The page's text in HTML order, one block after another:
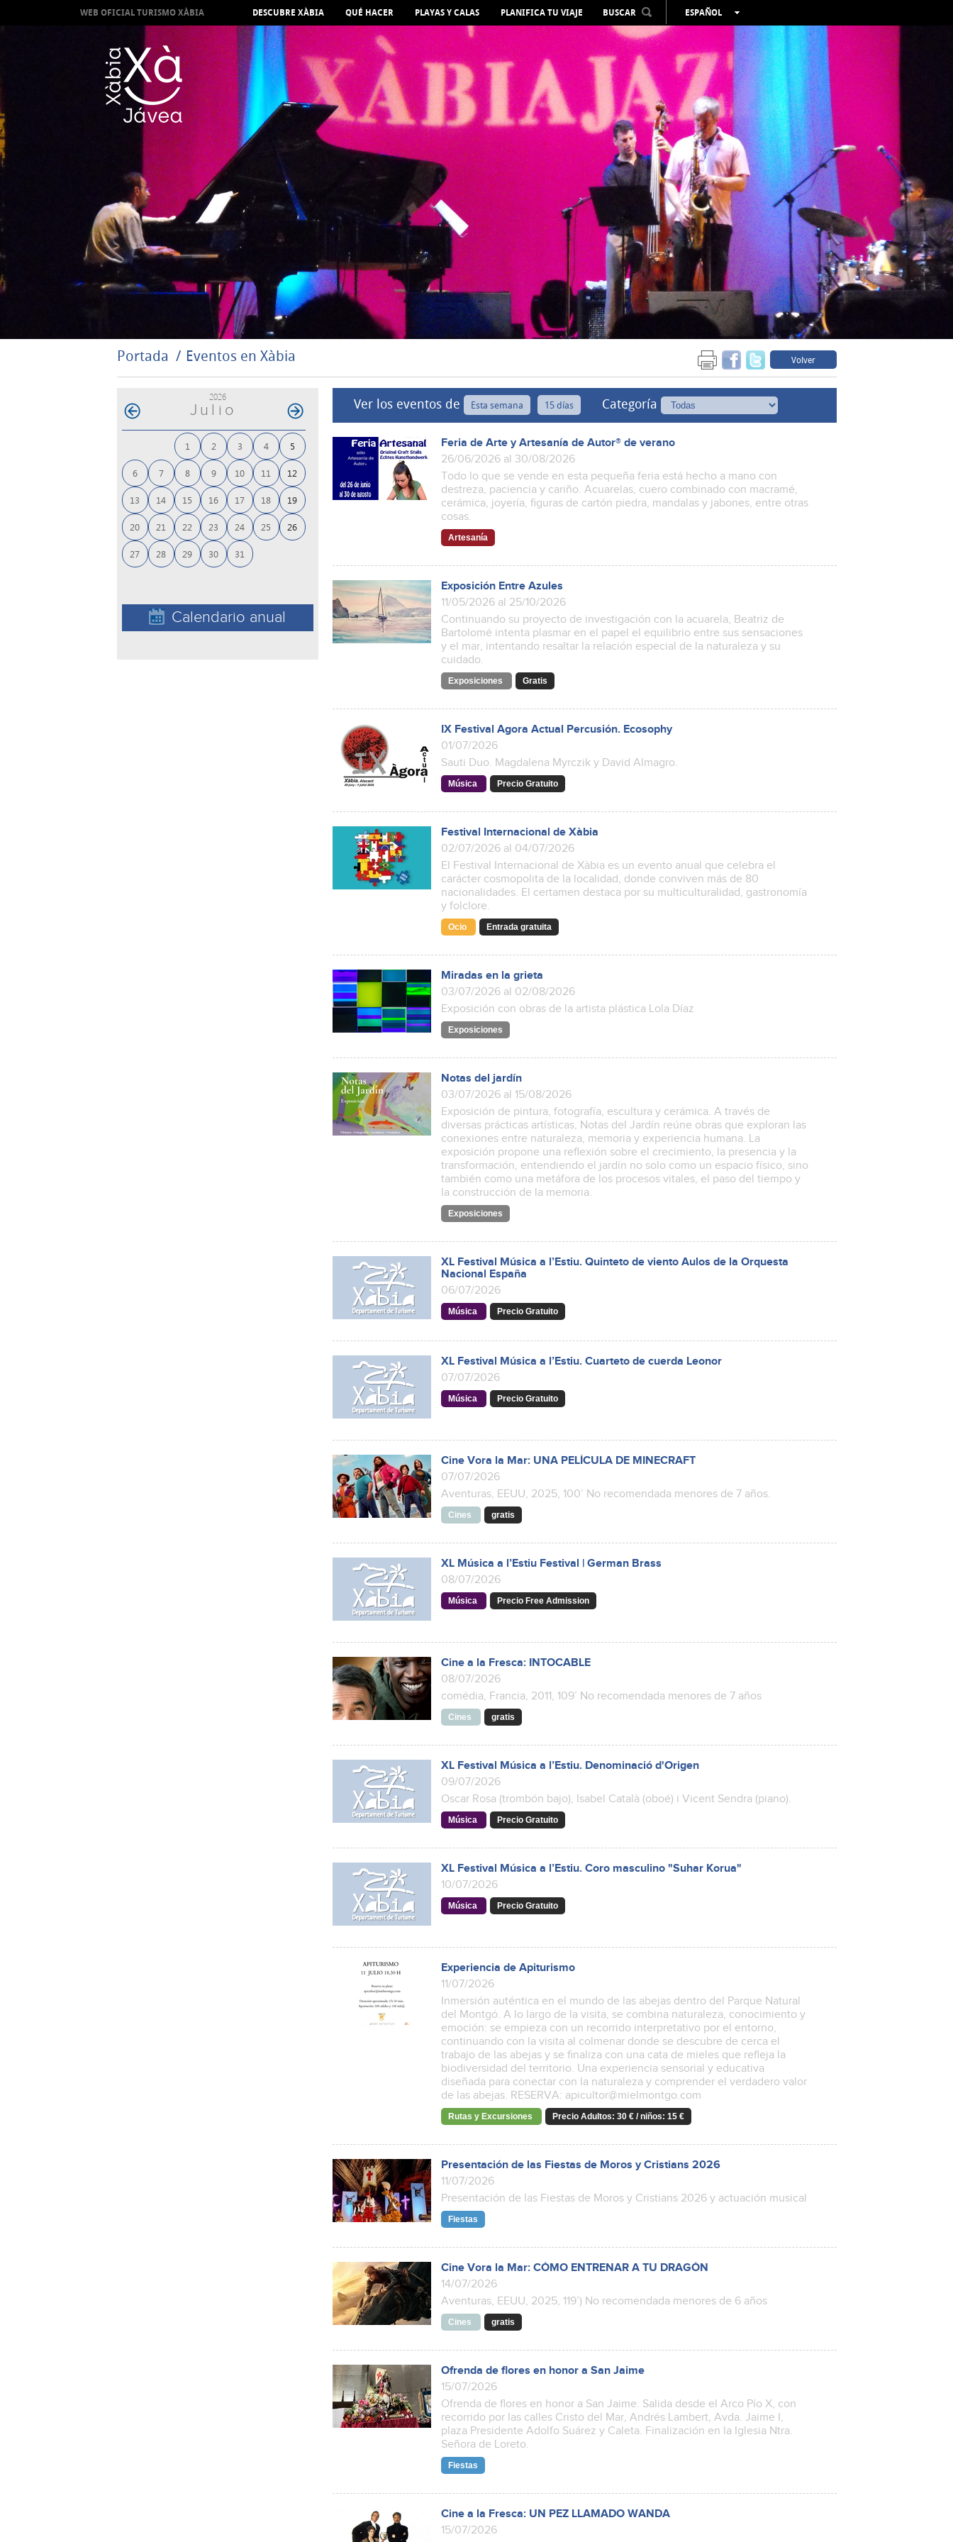
WEB OFICIAL TURISMO XÀBIA DESCUBRE XÀBIA QUÉ HACER PLAYAS Y CALAS PLANIFICA TU VIAJE BUSCAR
ESPAÑOL
VALENCIÀ
ENGLISH
FRANÇAIS
DEUTSCH
РУССКИЙ
Portada Eventos en Xàbia Volver
2026
Julio
1 2 3 4 5
6 7 8 9 10 11 12
13 14 15 16 17 18 19
20 21 22 23 24 25 26
27 28 29 30 31
Calendario anual
Ver los eventos de Esta semana 15 días Categoría
Feria de Arte y Artesanía de Autor® de verano
26/06/2026 al 30/08/2026
Todo lo que se vende en esta pequeña feria está hecho a mano con
destreza, paciencia y cariño. Acuarelas, cuero combinado con macramé,
cerámica, joyería, figuras de cartón piedra, mandalas y jabones, entre otras
cosas.
Artesanía
Exposición Entre Azules
11/05/2026 al 25/10/2026
Continuando su proyecto de investigación con la acuarela, Beatriz de
Bartolomé intenta plasmar en el papel el equilibrio entre sus sensaciones
y el mar, intentando resaltar la relación especial de la naturaleza y su
cuidado.
Exposiciones Gratis
IX Festival Agora Actual Percusión. Ecosophy
01/07/2026
Sauti Duo. Magdalena Myrczik y David Almagro.
Música Precio Gratuito
Festival Internacional de Xàbia
02/07/2026 al 04/07/2026
El Festival Internacional de Xàbia es un evento anual que celebra el
carácter cosmopolita de la localidad, donde conviven más de 80
nacionalidades. El certamen destaca por su multiculturalidad, gastronomía
y folclore.
Ocio Entrada gratuita
Miradas en la grieta
03/07/2026 al 02/08/2026
Exposición con obras de la artista plástica Lola Díaz
Exposiciones
Notas del jardín
03/07/2026 al 15/08/2026
Exposición de pintura, fotografía, escultura y cerámica. A través de
diversas prácticas artísticas, Notas del Jardín reúne obras que exploran las
conexiones entre naturaleza, memoria y experiencia humana. La
exposición propone una reflexión sobre el crecimiento, la presencia y la
transformación, entendiendo el jardín no solo como un espacio físico, sino
también como una metáfora de los procesos vitales, el paso del tiempo y
la construcción de la memoria.
Exposiciones
XL Festival Música a l’Estiu. Quinteto de viento Aulos de la Orquesta
Nacional España
06/07/2026
Música Precio Gratuito
XL Festival Música a l’Estiu. Cuarteto de cuerda Leonor
07/07/2026
Música Precio Gratuito
Cine Vora la Mar: UNA PELÍCULA DE MINECRAFT
07/07/2026
Aventuras, EEUU, 2025, 100’ No recomendada menores de 7 años.
Cines gratis
XL Música a l’Estiu Festival | German Brass
08/07/2026
Música Precio Free Admission
Cine a la Fresca: INTOCABLE
08/07/2026
comédia, Francia, 2011, 109’ No recomendada menores de 7 años
Cines gratis
XL Festival Música a l’Estiu. Denominació d'Origen
09/07/2026
Oscar Rosa (trombón bajo), Isabel Català (oboé) i Vicent Sendra (piano).
Música Precio Gratuito
XL Festival Música a l’Estiu. Coro masculino "Suhar Korua"
10/07/2026
Música Precio Gratuito
Experiencia de Apiturismo
11/07/2026
Inmersión auténtica en el mundo de las abejas dentro del Parque Natural
del Montgó. A lo largo de la visita, se combina naturaleza, conocimiento y
emoción: se empieza con un recorrido interpretativo por el entorno,
continuando con la visita al colmenar donde se descubre de cerca el
trabajo de las abejas y se finaliza con una cata de mieles que refleja la
biodiversidad del territorio. Una experiencia sensorial y educativa
diseñada para conectar con la naturaleza y comprender el verdadero valor
de las abejas. RESERVA: apicultor@mielmontgo.com
Rutas y Excursiones Precio Adultos: 30 € / niños: 15 €
Presentación de las Fiestas de Moros y Cristians 2026
11/07/2026
Presentación de las Fiestas de Moros y Cristians 2026 y actuación musical
Fiestas
Cine Vora la Mar: CÓMO ENTRENAR A TU DRAGÓN
14/07/2026
Aventuras, EEUU, 2025, 119’) No recomendada menores de 6 años
Cines gratis
Ofrenda de flores en honor a San Jaime
15/07/2026
Ofrenda de flores en honor a San Jaime. Salida desde el Arco Pío X, con
recorrido por las calles Cristo del Mar, Andrés Lambert, Avda. Jaime I,
plaza Presidente Adolfo Suárez y Caleta. Finalización en la Iglesia Ntra.
Señora de Loreto.
Fiestas
Cine a la Fresca: UN PEZ LLAMADO WANDA
15/07/2026